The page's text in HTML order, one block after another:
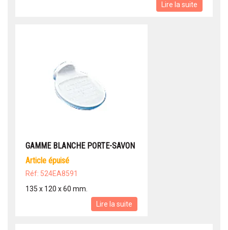
Lire la suite
GAMME BLANCHE PORTE-SAVON
article épuisé
Réf: 524EA8591
135 x 120 x 60 mm.
Lire la suite